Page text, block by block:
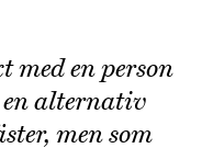
en person
en alternativ
men som